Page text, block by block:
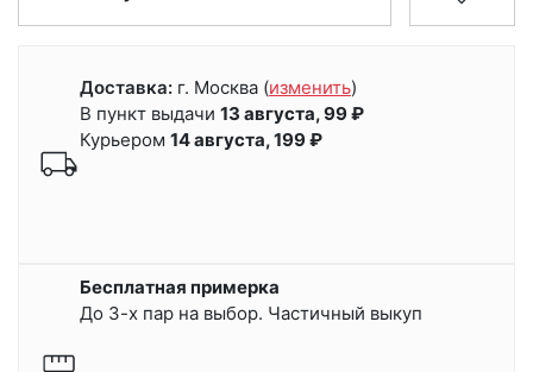
Доставка: г. Москва (изменить)
В пункт выдачи 13 августа, 99 ₽
Курьером 14 августа, 199 ₽
Бесплатная примерка
До 3-х пар на выбор. Частичный выкуп